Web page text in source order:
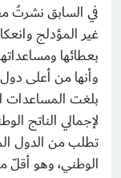
في السابق نشرتُ
غير المؤدلج
بعطائها
وأنها من أعلى
لإجمالي الناتج
الوطني، وهو أقلّ من 1% كمساعدات للدول النامية